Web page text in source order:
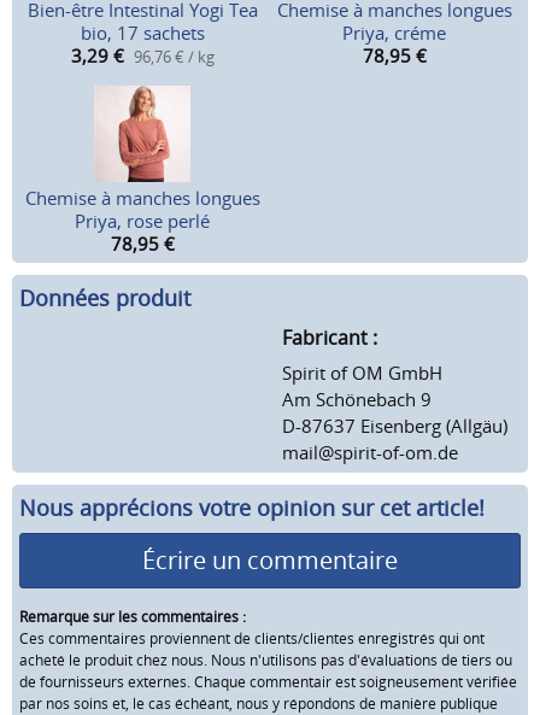
Bien-être Intestinal Yogi Tea
bio, 17 sachets
3,29 € 96,76 € / kg
Chemise à manches longues
Priya, créme
78,95 €
Chemise à manches longues
Priya, rose perlé
78,95 €
Données produit
Fabricant :
Spirit of OM GmbH
Am Schönebach 9
D-87637 Eisenberg (Allgäu)
mail@spirit-of-om.de
Nous apprécions votre opinion sur cet article!
Écrire un commentaire
Remarque sur les commentaires :
Ces commentaires proviennent de clients/clientes enregistrés qui ont
acheté le produit chez nous. Nous n'utilisons pas d'évaluations de tiers ou
de fournisseurs externes. Chaque commentair est soigneusement vérifiée
par nos soins et, le cas échéant, nous y répondons de manière publique